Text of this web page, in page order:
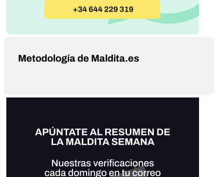
Metodología de Maldita.es